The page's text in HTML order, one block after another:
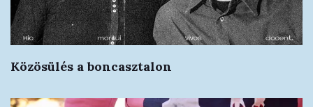
Közösülés a boncasztalon